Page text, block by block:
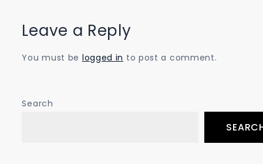
Leave a Reply
You must be logged in to post a comment.
Search